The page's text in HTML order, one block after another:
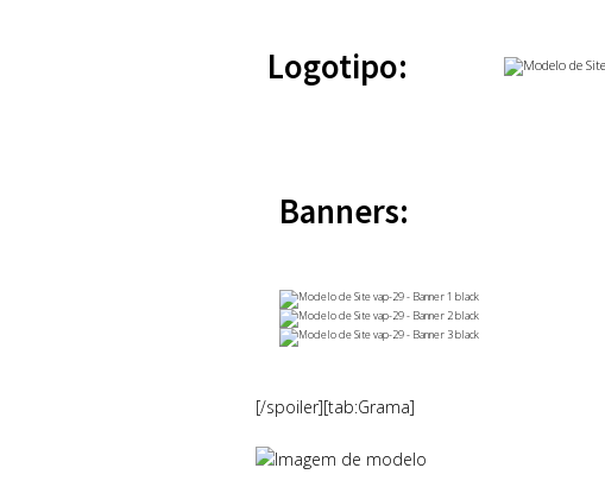
Logotipo:
Banners:
[/spoiler][tab:Grama]